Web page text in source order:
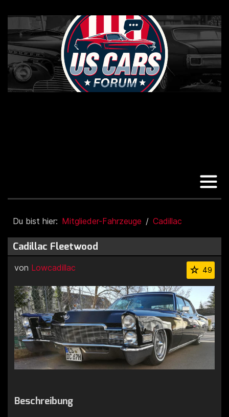
Du bist hier: Mitglieder-Fahrzeuge Cadillac
Cadillac Fleetwood
49
von Lowcadillac
Beschreibung